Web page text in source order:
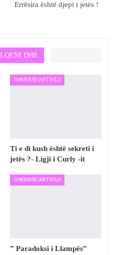
Errësira është djepi i jetës !
DHE
SHKRIME/ARTIKUJ
Ti e di kush është sekreti i
jetës ?- Ligji i Curly -it
SHKRIME/ARTIKUJ
” Paradoksi i Llampës”